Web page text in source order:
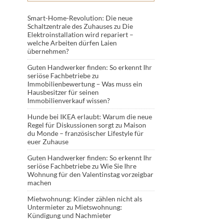
Smart-Home-Revolution: Die neue
Schaltzentrale des Zuhauseszu Die
Elektroinstallation wird repariert –
welche Arbeiten dürfen Laien
übernehmen?
Guten Handwerker finden: So erkennt Ihr
seriöse Fachbetriebezu
Immobilienbewertung – Was muss ein
Hausbesitzer für seinen
Immobilienverkauf wissen?
Hunde bei IKEA erlaubt: Warum die neue
Regel für Diskussionen sorgtzu Maison
du Monde – französischer Lifestyle für
euer Zuhause
Guten Handwerker finden: So erkennt Ihr
seriöse Fachbetriebezu Wie Sie Ihre
Wohnung für den Valentinstag vorzeigbar
machen
Mietwohnung: Kinder zählen nicht als
Untermieterzu Mietswohnung:
Kündigung und Nachmieter